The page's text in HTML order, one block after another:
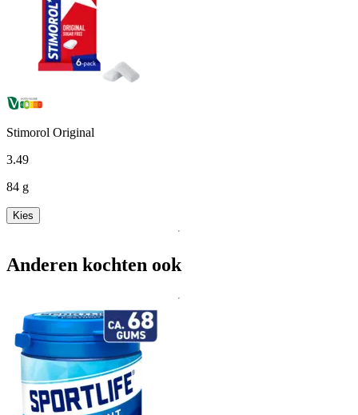
Stimorol Original
3.49
84 g
Kies
Anderen kochten ook